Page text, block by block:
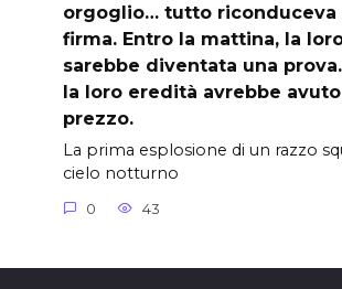
orgoglio… tutto riconduceva
firma. Entro la mattina, la
sarebbe diventata una
la loro eredità avrebbe
prezzo.
La prima esplosione di un razzo
cielo notturno
0 43